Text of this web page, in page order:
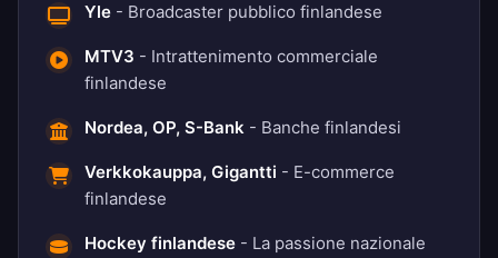
Yle - Broadcaster pubblico finlandese
MTV3 - Intrattenimento commerciale
finlandese
Nordea, OP, S-Bank - Banche finlandesi
Verkkokauppa, Gigantti - E-commerce
finlandese
Hockey finlandese - La passione nazionale